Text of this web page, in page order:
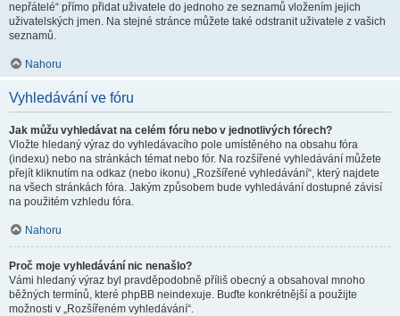
nepřátelé“ přímo přidat uživatele do jednoho ze seznamů vložením jejich
uživatelských jmen. Na stejné stránce můžete také odstranit uživatele z vašich
seznamů.
Nahoru
Vyhledávání ve fóru
Jak můžu vyhledávat na celém fóru nebo v jednotlivých fórech?
Vložte hledaný výraz do vyhledávacího pole umístěného na obsahu fóra
(indexu) nebo na stránkách témat nebo fór. Na rozšířené vyhledávání můžete
přejít kliknutím na odkaz (nebo ikonu) „Rozšířené vyhledávání“, který najdete
na všech stránkách fóra. Jakým způsobem bude vyhledávání dostupné závisí
na použitém vzhledu fóra.
Nahoru
Proč moje vyhledávání nic nenašlo?
Vámi hledaný výraz byl pravděpodobně příliš obecný a obsahoval mnoho
běžných termínů, které phpBB neindexuje. Buďte konkrétnější a použijte
možnosti v „Rozšířeném vyhledávání“.